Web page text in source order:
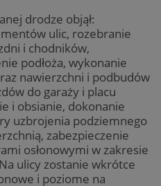
drodze objął:
ulic, rozebranie
i chodników,
podłoża, wykonanie
nawierzchni i podbudów
do garaży i placu
i obsianie, dokonanie
uzbrojenia podziemnego
zabezpieczenie
osłonowymi w zakresie
ulicy zostanie wkrótce
i poziome na